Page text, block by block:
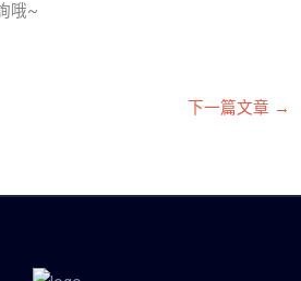
哦~
下一篇文章 →